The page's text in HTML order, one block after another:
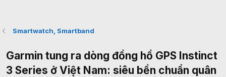
Smartwatch, Smartband
Garmin tung ra dòng đồng hồ GPS Instinct
3 Series ở Việt Nam: siêu bền chuẩn quân